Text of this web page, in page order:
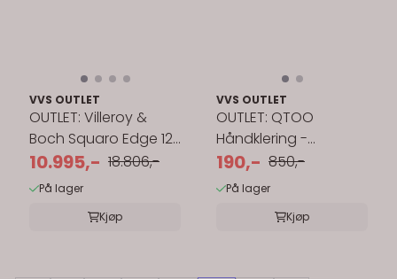
VVS OUTLET
OUTLET: Villeroy &
Boch Squaro Edge 12
Innebygd Badekar
160x75 cm
10.995,- 18.806,-
På lager
Kjøp
VVS OUTLET
OUTLET: QTOO
Håndklering -
blankpolert
190,- 850,-
På lager
Kjøp